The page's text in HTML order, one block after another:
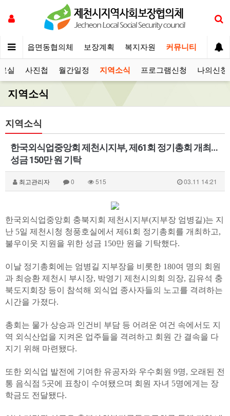
영 읍면동협의체 보장계획 복지자원 커뮤니티
실 사진첩 월간일정 지역소식 프로그램신청 나의신청
지역소식
지역소식
한국외식업중앙회 제천시지부, 제61회 정기총회 개최…
성금 150만 원 기탁
최고관리자 0 515 03.11 14:21
한국외식업중앙회 충북지회 제천시지부(지부장 엄병길)는 지
난 5일 제천시청 청풍호실에서 제61회 정기총회를 개최하고,
불우이웃 지원을 위한 성금 150만 원을 기탁했다.
이날 정기총회에는 엄병길 지부장을 비롯한 180여 명의 회원
과 최승환 제천시 부시장, 박영기 제천시의회 의장, 김유석 충
북도지회장 등이 참석해 외식업 종사자들의 노고를 격려하는
시간을 가졌다.
총회는 물가 상승과 인건비 부담 등 어려운 여건 속에서도 지
역 외식산업을 지켜온 업주들을 격려하고 회원 간 결속을 다
지기 위해 마련됐다.
또한 외식업 발전에 기여한 유공자와 우수회원 9명, 오래된 전
통 음식점 5곳에 표창이 수여됐으며 회원 자녀 5명에게는 장
학금도 전달됐다.